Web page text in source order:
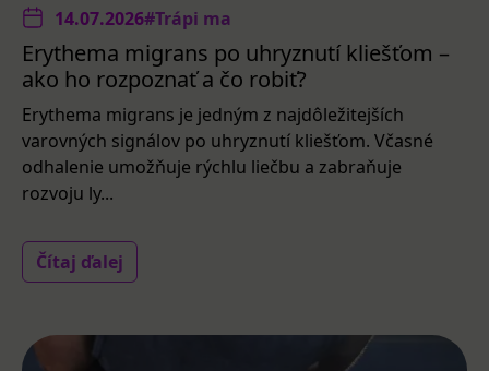
14.07.2026#Trápi ma
Erythema migrans po uhryznutí kliešťom –
ako ho rozpoznať a čo robiť?
Erythema migrans je jedným z najdôležitejších
varovných signálov po uhryznutí kliešťom. Včasné
odhalenie umožňuje rýchlu liečbu a zabraňuje
rozvoju ly...
Čítaj ďalej